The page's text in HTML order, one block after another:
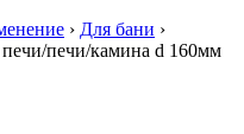
› Для бани ›
печи/камина d 160мм